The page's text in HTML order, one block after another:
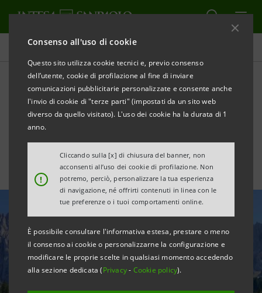
Consenso all'uso di cookie
Questo sito utilizza cookie tecnici e, previo consenso
dell’utente, cookie di profilazione al fine di inviare
comunicazioni pubblicitarie personalizzate e consente anche
l'invio di cookie di "terze parti" (impostati da un sito web
diverso da quello visitato). L'uso dei cookie ha la durata di 1
anno.
!
Cliccando sulla [x] di chiusura del banner, non
acconsenti all’uso dei cookie di profilazione. Non
potremo, perciò, personalizzare la tua esperienza
di navigazione, né offrirti contenuti in linea con le
tue preferenze o i tuoi comportamenti online.
È possibile consultare l'informativa estesa, prestare o meno
il consenso ai cookie o personalizzarne la configurazione e
modificare le proprie scelte in qualsiasi momento accedendo
alla sezione dedicata (Privacy- Cookie policy).
Ultime notizie e approfondimenti
Giornata Mondiale
dell'Ambiente 2026